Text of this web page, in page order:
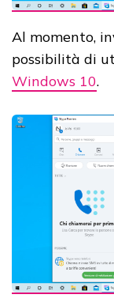
Al momento,
possibilità di
Windows 10.